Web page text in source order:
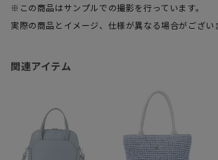
※この商品はサンプルでの撮影を行っています。
実際の商品とイメージ、仕様が異なる場合がござい
関連アイテム